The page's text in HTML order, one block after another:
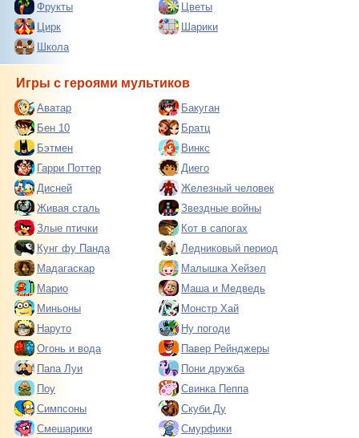
Фрукты
Цветы
Цирк
Шарики
Школа
Игры с героями мультиков
Аватар
Бакуган
Бен 10
Братц
Бэтмен
Винкс
Гарри Поттер
Диего
Дисней
Железный человек
Живая сталь
Звездные войны
Злые птички
Кот в сапогах
Кунг фу Панда
Ледниковый период
Мадагаскар
Малышка Хейзел
Марио
Маша и Медведь
Миньоны
Монстр Хай
Наруто
Ну погоди
Огонь и вода
Павер Рейнджеры
Папа Луи
Пони дружба
Поу
Свинка Пеппа
Симпсоны
Скуби Ду
Смешарики
Смурфики